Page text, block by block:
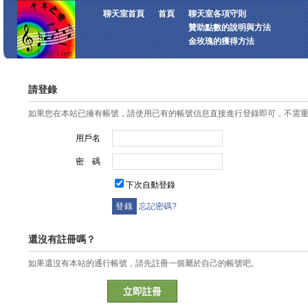
聊天室首頁 首頁
聊天室各項守則
贊助點數的說明與方法
金玫瑰的獲得方法
請登錄
如果您在本站已擁有帳號，請使用已有的帳號信息直接進行登錄即可，不需
用戶名
密 碼
下次自動登錄
忘記密碼?
還沒有註冊嗎？
如果還沒有本站的通行帳號，請先註冊一個屬於自己的帳號吧。
立即註冊